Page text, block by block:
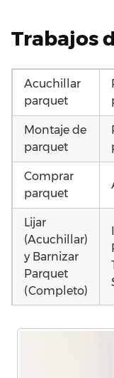
Trabajos
Acuchillar
parquet
Montaje de
parquet
Comprar
parquet
Lijar
(Acuchillar)
y Barnizar
Parquet
(Completo)
Instalar